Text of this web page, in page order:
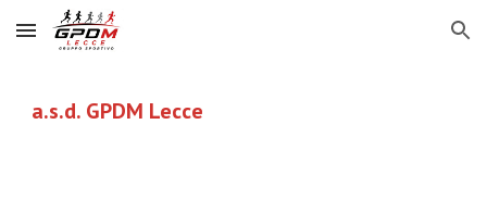
Skip to main content Skip to navigation
a.s.d. GPDM Lecce